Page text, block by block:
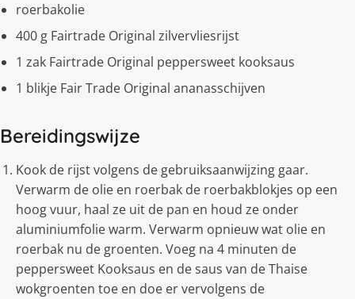
roerbakolie
400 g Fairtrade Original zilvervliesrijst
1 zak Fairtrade Original peppersweet kooksaus
1 blikje Fair Trade Original ananasschijven
Bereidingswijze
Kook de rijst volgens de gebruiksaanwijzing gaar.
Verwarm de olie en roerbak de roerbakblokjes op een
hoog vuur, haal ze uit de pan en houd ze onder
aluminiumfolie warm. Verwarm opnieuw wat olie en
roerbak nu de groenten. Voeg na 4 minuten de
peppersweet Kooksaus en de saus van de Thaise
wokgroenten toe en doe er vervolgens de